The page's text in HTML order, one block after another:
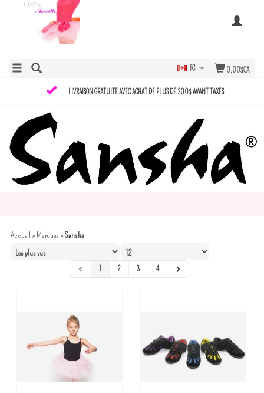
0,00$CA
FC
LIVRAISON GRATUITE AVEC ACHAT DE PLUS DE 200$ AVANT TAXES
Accueil »Marques »Sansha
1 2 3 4